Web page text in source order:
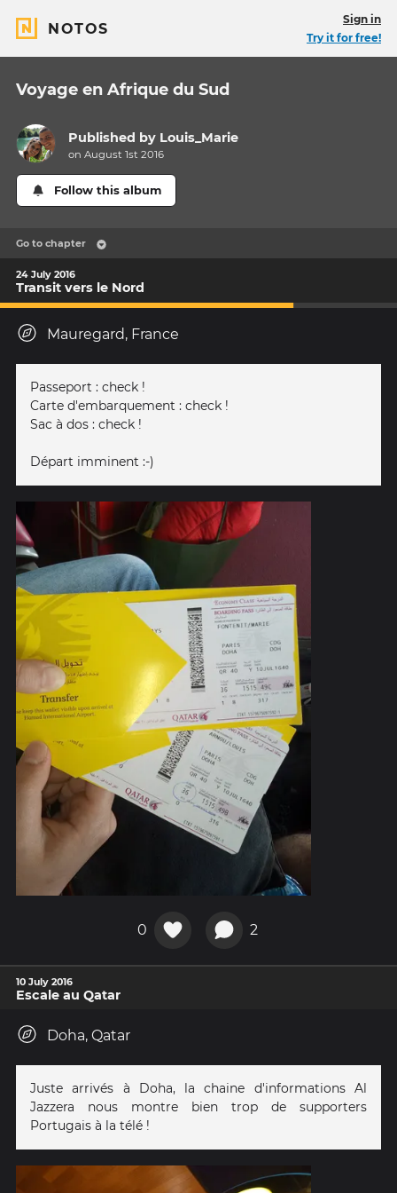
NOTOS
Sign in
Try it for free!
Voyage en Afrique du Sud
Published by Louis_Marie
on August 1st 2016
Follow this album
Go to chapter
24 July 2016
Transit vers le Nord
Mauregard, France
Passeport : check !
Carte d'embarquement : check !
Sac à dos : check !
Départ imminent :-)
0 2
10 July 2016
Escale au Qatar
Doha, Qatar
Juste arrivés à Doha, la chaine d'informations Al
Jazzera nous montre bien trop de supporters
Portugais à la télé !